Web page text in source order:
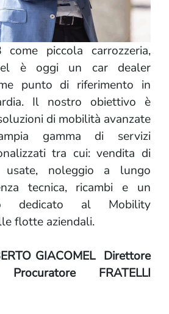
piccola carrozzeria,
è oggi un car dealer
punto di riferimento in
Il nostro obiettivo è
di mobilità avanzate
gamma di servizi
tra cui: vendita di
noleggio a lungo
tecnica, ricambi e un
dedicato al Mobility
flotte aziendali.
GIACOMEL Direttore
FRATELLI